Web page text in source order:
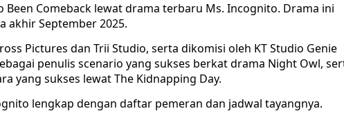
Been Comeback lewat drama terbaru Ms. Incognito. Drama ini
akhir September 2025.
Pictures dan Trii Studio, serta dikomisi oleh KT Studio Genie
penulis scenario yang sukses berkat drama Night Owl,
yang sukses lewat The Kidnapping Day.
lengkap dengan daftar pemeran dan jadwal tayangnya.